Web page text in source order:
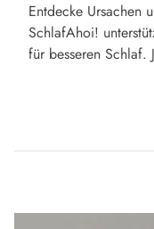
Entdecke Ursachen
SchlafAhoi!
für besseren Schlaf.